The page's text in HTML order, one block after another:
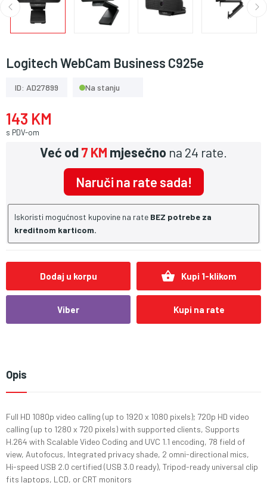
Logitech WebCam Business C925e
ID: AD27899 Na stanju
143 KM
s PDV-om
Već od7 KM mjesečno na 24 rate.
Naruči na rate sada!
Iskoristi mogućnost kupovine na rate BEZ potrebe za
kreditnom karticom.
Dodaj u korpu shopping_basket Kupi 1-klikom
Viber Kupi na rate
Opis
Full HD 1080p video calling (up to 1920 x 1080 pixels); 720p HD video
calling (up to 1280 x 720 pixels) with supported clients, Supports
H.264 with Scalable Video Coding and UVC 1.1 encoding, 78 field of
view, Autofocus, Integrated privacy shade, 2 omni-directional mics,
Hi-speed USB 2.0 certified (USB 3.0 ready), Tripod-ready universal clip
fits laptops, LCD, or CRT monitors